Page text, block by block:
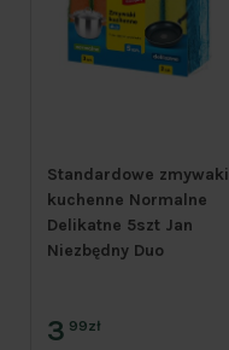
Standardowe zmywaki
kuchenne Normalne
Delikatne 5szt Jan
Niezbędny Duo
3 99zł